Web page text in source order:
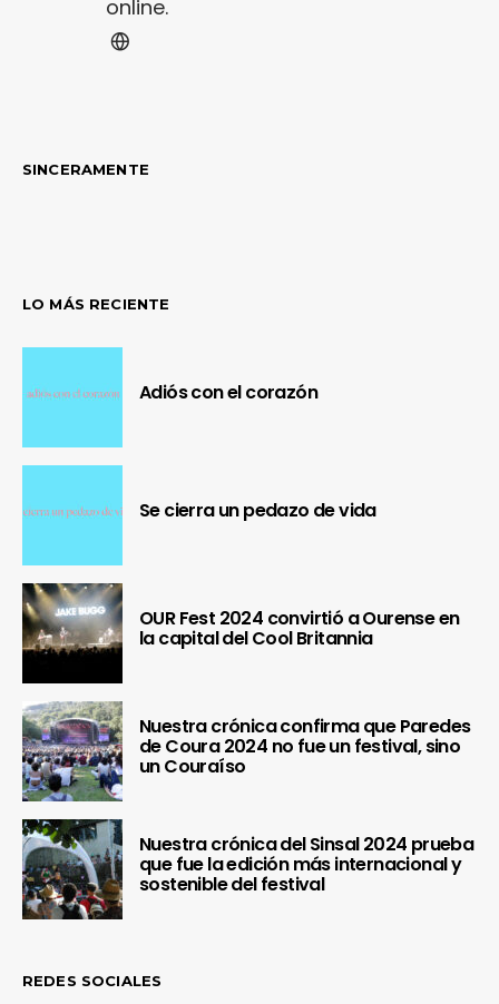
online.
SINCERAMENTE
LO MÁS RECIENTE
Adiós con el corazón
Se cierra un pedazo de vida
OUR Fest 2024 convirtió a Ourense en
la capital del Cool Britannia
Nuestra crónica confirma que Paredes
de Coura 2024 no fue un festival, sino
un Couraíso
Nuestra crónica del Sinsal 2024 prueba
que fue la edición más internacional y
sostenible del festival
REDES SOCIALES